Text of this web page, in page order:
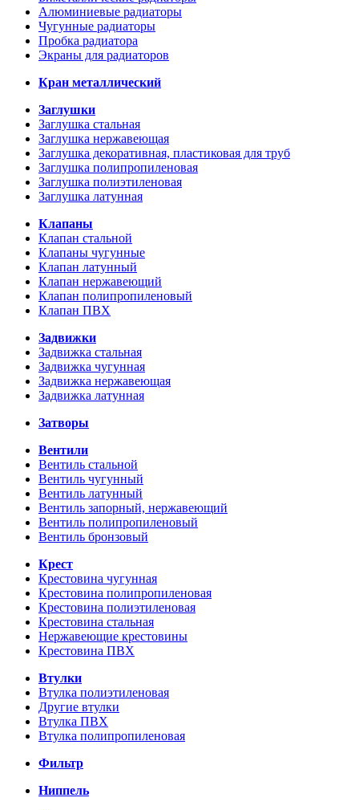
Алюминиевые радиаторы
Чугунные радиаторы
Пробка радиатора
Экраны для радиаторов
Кран металлический
Заглушки
Заглушка стальная
Заглушка нержавеющая
Заглушка декоративная, пластиковая для труб
Заглушка полипропиленовая
Заглушка полиэтиленовая
Заглушка латунная
Клапаны
Клапан стальной
Клапаны чугунные
Клапан латунный
Клапан нержавеющий
Клапан полипропиленовый
Клапан ПВХ
Задвижки
Задвижка стальная
Задвижка чугунная
Задвижка нержавеющая
Задвижка латунная
Затворы
Вентили
Вентиль стальной
Вентиль чугунный
Вентиль латунный
Вентиль запорный, нержавеющий
Вентиль полипропиленовый
Вентиль бронзовый
Крест
Крестовина чугунная
Крестовина полипропиленовая
Крестовина полиэтиленовая
Крестовина стальная
Нержавеющие крестовины
Крестовина ПВХ
Втулки
Втулка полиэтиленовая
Другие втулки
Втулка ПВХ
Втулка полипропиленовая
Фильтр
Ниппель